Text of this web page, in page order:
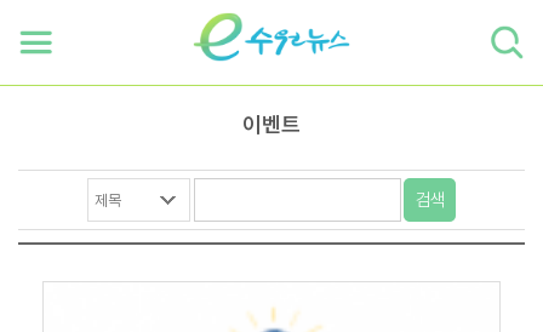
이벤트
검색